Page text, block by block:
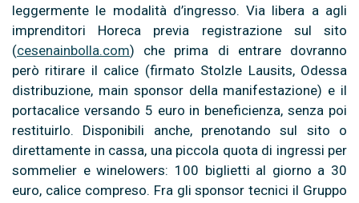
leggermente le modalità d’ingresso. Via libera a agli
imprenditori Horeca previa registrazione sul sito
(cesenainbolla.com) che prima di entrare dovranno
però ritirare il calice (firmato Stolzle Lausits, Odessa
distribuzione, main sponsor della manifestazione) e il
portacalice versando 5 euro in beneficienza, senza poi
restituirlo. Disponibili anche, prenotando sul sito o
direttamente in cassa, una piccola quota di ingressi per
sommelier e winelowers: 100 biglietti al giorno a 30
euro, calice compreso. Fra gli sponsor tecnici il Gruppo